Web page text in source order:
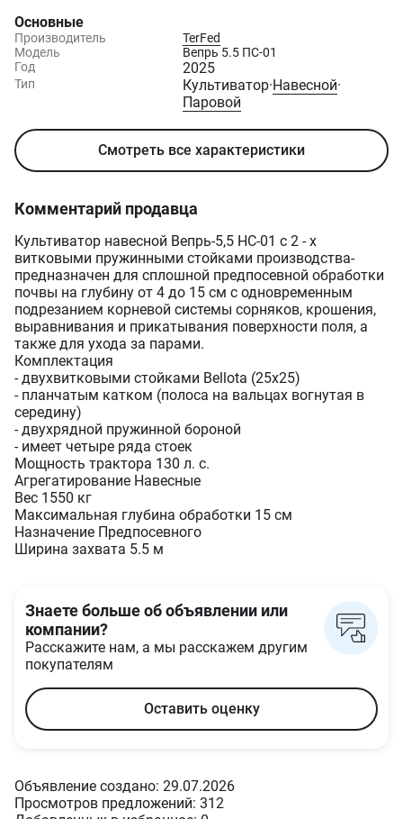
Основные
Производитель
TerFed
Модель
Вепрь 5.5 ПС-01
Год
2025
Тип Культиватор·Навесной·
Паровой
Смотреть все характеристики
Комментарий продавца
Культиватор навесной Вепрь-5,5 НС-01 с 2 - х
витковыми пружинными стойками производства-
предназначен для сплошной предпосевной обработки
почвы на глубину от 4 до 15 см с одновременным
подрезанием корневой системы сорняков, крошения,
выравнивания и прикатывания поверхности поля, а
также для ухода за парами.
Комплектация
- двухвитковыми стойками Bellota (25х25)
- планчатым катком (полоса на вальцах вогнутая в
середину)
- двухрядной пружинной бороной
- имеет четыре ряда стоек
Мощность трактора 130 л. с.
Агрегатирование Навесные
Вес 1550 кг
Максимальная глубина обработки 15 см
Назначение Предпосевного
Ширина захвата 5.5 м
Знаете больше об объявлении или
компании?
Расскажите нам, а мы расскажем другим
покупателям
Оставить оценку
Объявление создано: 29.07.2026
Просмотров предложений: 312